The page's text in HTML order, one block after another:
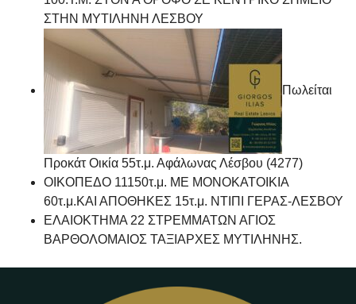
ΣΤΗΝ ΜΥΤΙΛΗΝΗ ΛΕΣΒΟΥ
Πωλείται
Προκάτ Οικία 55τ.μ. Αφάλωνας Λέσβου (4277)
ΟΙΚΟΠΕΔΟ 11150τ.μ. ΜΕ ΜΟΝΟΚΑΤΟΙΚΙΑ
60τ.μ.ΚΑΙ ΑΠΟΘΗΚΕΣ 15τ.μ. ΝΤΙΠΙ ΓΕΡΑΣ-ΛΕΣΒΟΥ
ΕΛΑΙΟΚΤΗΜΑ 22 ΣΤΡΕΜΜΑΤΩΝ ΑΓΙΟΣ
ΒΑΡΘΟΛΟΜΑΙΟΣ ΤΑΞΙΑΡΧΕΣ ΜΥΤΙΛΗΝΗΣ.